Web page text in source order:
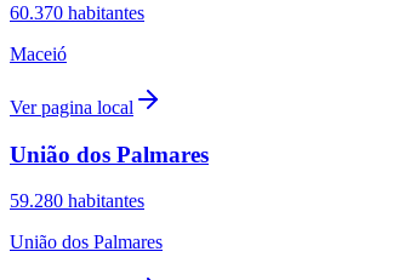
60.370 habitantes
Maceió
Ver pagina local
União dos Palmares
59.280 habitantes
União dos Palmares